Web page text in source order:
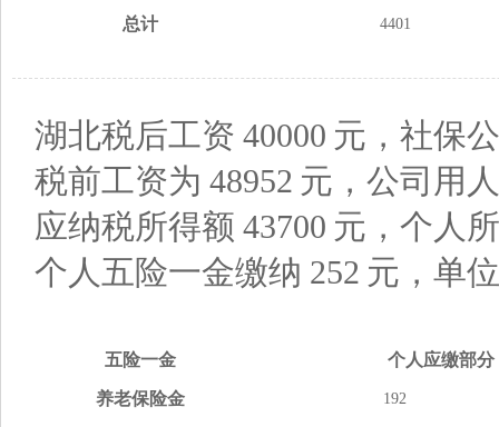
总计 4401
湖北税后工资 40000 元，社保
税前工资为 48952 元，公司用
应纳税所得额 43700 元，个人
个人五险一金缴纳 252 元，单
五险一金 个人应缴部分
养老保险金 192